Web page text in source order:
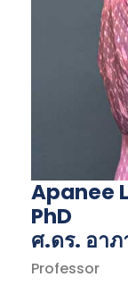
Apanee
PhD
ศ.ดร. อา
Professor